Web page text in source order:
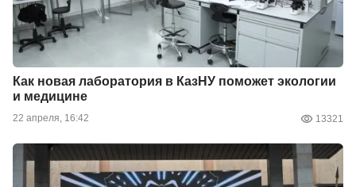
Как новая лаборатория в КазНУ поможет экологии
и медицине
22 апреля, 16:42 13321